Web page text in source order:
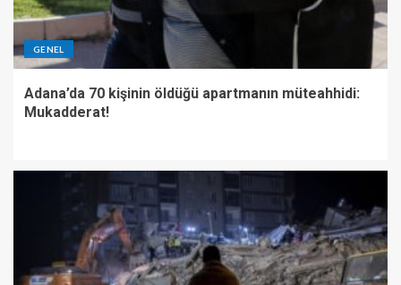
GENEL
Adana’da 70 kişinin öldüğü apartmanın müteahhidi:
Mukadderat!